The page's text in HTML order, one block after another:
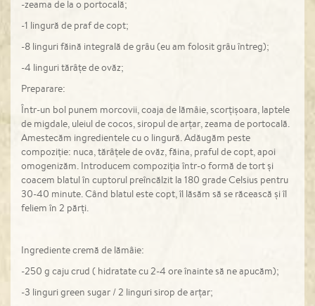
-zeama de la o portocală;
-1 lingură de praf de copt;
-8 linguri făină integrală de grâu (eu am folosit grâu întreg);
-4 linguri tărâțe de ovăz;
Preparare:
Într-un bol punem morcovii, coaja de lămâie, scorțișoara, laptele
de migdale, uleiul de cocos, siropul de arțar, zeama de portocală.
Amestecăm ingredientele cu o lingură. Adăugăm peste
compoziție: nuca, tărâțele de ovăz, făina, praful de copt, apoi
omogenizăm. Introducem compoziția într-o formă de tort și
coacem blatul în cuptorul preîncălzit la 180 grade Celsius pentru
30-40 minute. Când blatul este copt, îl lăsăm să se răcească și îl
feliem în 2 părți.
Ingrediente cremă de lămâie:
-250 g caju crud ( hidratate cu 2-4 ore înainte să ne apucăm);
-3 linguri green sugar / 2 linguri sirop de arțar;